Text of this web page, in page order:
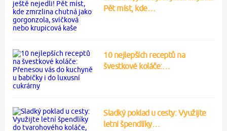
Pět míst, kde…
10 nejlepších receptů na
švestkové koláče:…
Sladký poklad u cesty: Využijte
letní špendlíky…